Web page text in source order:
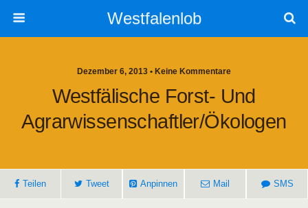
Westfalenlob
Dezember 6, 2013 • Keine Kommentare
Westfälische Forst- Und
Agrarwissenschaftler/Ökologen
Teilen Tweet Anpinnen Mail SMS